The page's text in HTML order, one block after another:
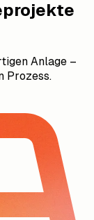
Anlage –
Prozess.